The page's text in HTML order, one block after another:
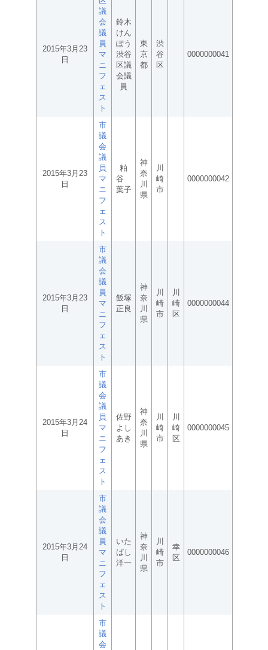
2015年3月23
日
議
会
議
員
マ
ニ
フ
ェ
ス
ト
鈴木
けん
ぽう
渋谷
区議
会議
員
東
京
都
渋
谷
区
0000000041
2015年3月23
日
市
議
会
議
員
マ
ニ
フ
ェ
ス
ト
粕
谷
葉子
神
奈
川
県
川
崎
市
0000000042
2015年3月23
日
市
議
会
議
員
マ
ニ
フ
ェ
ス
ト
飯塚
正良
神
奈
川
県
川
崎
市
川
崎
区
0000000044
2015年3月24
日
市
議
会
議
員
マ
ニ
フ
ェ
ス
ト
佐野
よし
あき
神
奈
川
県
川
崎
市
川
崎
区
0000000045
2015年3月24
日
市
議
会
議
員
マ
ニ
フ
ェ
ス
ト
いた
ばし
洋一
神
奈
川
県
川
崎
市
幸
区
0000000046
市
議
会